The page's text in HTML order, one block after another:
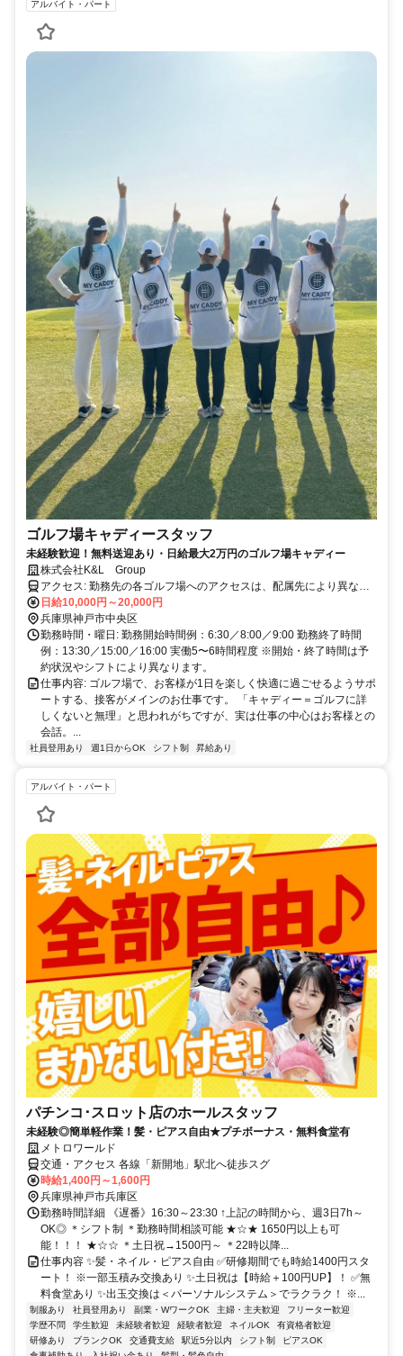
アルバイト・パート
ゴルフ場キャディースタッフ
未経験歓迎！無料送迎あり・日給最大2万円のゴルフ場キャディー
株式会社K&L Group
アクセス: 勤務先の各ゴルフ場へのアクセスは、配属先により異なり
ます。 ■ 無料送迎あり：神戸・六甲・西宮エリアなどから送迎ルート
があります（送迎エリア・ルートは会社規定により、ご相談のうえ決
定します） ■ マイカー通勤OK
日給10,000円～20,000円
兵庫県神戸市中央区
勤務時間・曜日: 勤務開始時間例：6:30／8:00／9:00 勤務終了時間
例：13:30／15:00／16:00 実働5〜6時間程度 ※開始・終了時間は予
約状況やシフトにより異なります。
仕事内容: ゴルフ場で、お客様が1日を楽しく快適に過ごせるようサポ
ートする、接客がメインのお仕事です。 「キャディー＝ゴルフに詳
しくないと無理」と思われがちですが、実は仕事の中心はお客様との
会話。...
社員登用あり 週1日からOK シフト制 昇給あり
アルバイト・パート
パチンコ･スロット店のホールスタッフ
未経験◎簡単軽作業！髪・ピアス自由★プチボーナス・無料食堂有
メトロワールド
交通・アクセス 各線「新開地」駅北へ徒歩スグ
時給1,400円～1,600円
兵庫県神戸市兵庫区
勤務時間詳細 《遅番》16:30～23:30 ↑上記の時間から、週3日7h～
OK◎ ＊シフト制 ＊勤務時間相談可能 ★☆★ 1650円以上も可
能！！！ ★☆☆ ＊土日祝→1500円～ ＊22時以降...
仕事内容 ✨髪・ネイル・ピアス自由 ✅研修期間でも時給1400円スタ
ート！ ※一部玉積み交換あり ✨土日祝は【時給＋100円UP】！ ✅無
料食堂あり ✨出玉交換は＜パーソナルシステム＞でラクラク！ ※...
制服あり 社員登用あり 副業・WワークOK 主婦・主夫歓迎
フリーター歓迎
学歴不問
学生歓迎 未経験者歓迎 経験者歓迎 ネイルOK
有資格者歓迎
研修あり
ブランクOK 交通費支給 駅近5分以内 シフト制
ピアスOK